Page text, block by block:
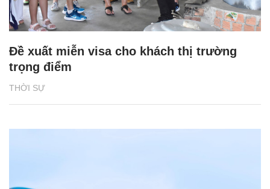
THỜI SỰ
Đề xuất miễn visa cho khách thị trường
trọng điểm